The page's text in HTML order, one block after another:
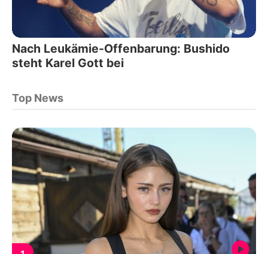
Nach Leukämie-Offenbarung: Bushido
steht Karel Gott bei
Top News